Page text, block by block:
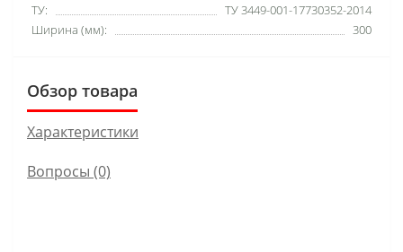
ТУ:
ТУ 3449-001-17730352-2014
Ширина (мм):
300
Обзор товара
Характеристики
Вопросы (0)